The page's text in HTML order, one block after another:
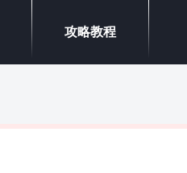
攻略教程